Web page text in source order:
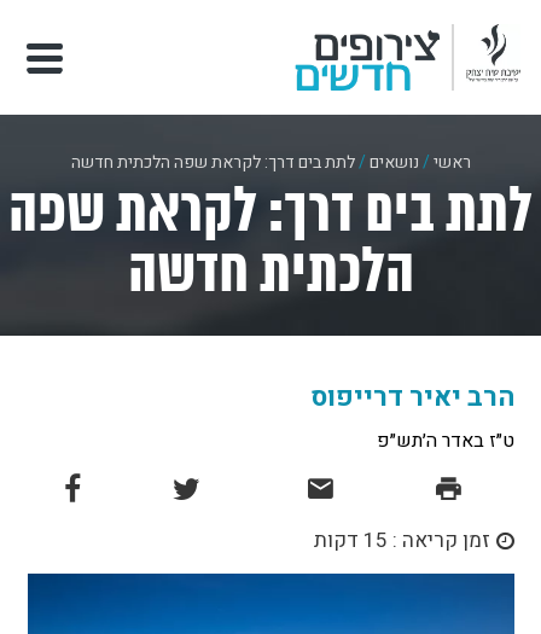
ראשי/נושאים/לתת בים דרך: לקראת שפה הלכתית חדשה
לתת בים דרך: לקראת שפה
הלכתית חדשה
הרב יאיר דרייפוס
ט״ז באדר ה׳תש״פ
זמן קריאה : 15 דקות